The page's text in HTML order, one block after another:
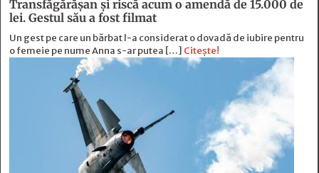
Transfăgărășan și riscă acum o amendă de 15.000 de
lei. Gestul său a fost filmat
Un gest pe care un bărbat l-a considerat o dovadă de iubire pentru
o femeie pe nume Anna s-ar putea […] Citește!